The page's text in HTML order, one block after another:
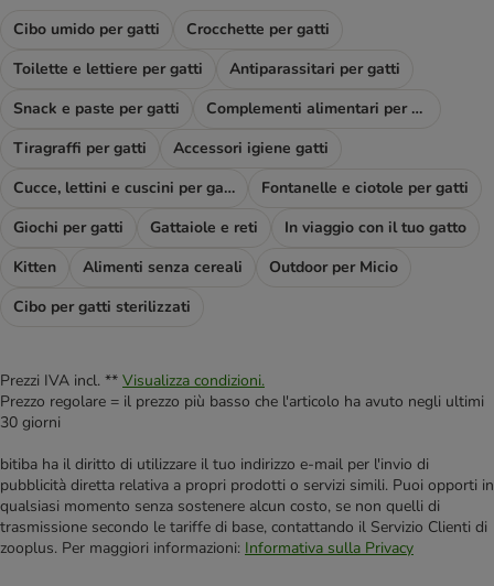
Cibo umido per gatti
Crocchette per gatti
Toilette e lettiere per gatti
Antiparassitari per gatti
Snack e paste per gatti
Complementi alimentari per gatti
Tiragraffi per gatti
Accessori igiene gatti
Cucce, lettini e cuscini per gatti
Fontanelle e ciotole per gatti
Giochi per gatti
Gattaiole e reti
In viaggio con il tuo gatto
Kitten
Alimenti senza cereali
Outdoor per Micio
Cibo per gatti sterilizzati
Prezzi IVA incl. ** Visualizza condizioni.
Prezzo regolare = il prezzo più basso che l'articolo ha avuto negli ultimi
30 giorni
bitiba ha il diritto di utilizzare il tuo indirizzo e-mail per l'invio di
pubblicità diretta relativa a propri prodotti o servizi simili. Puoi opporti in
qualsiasi momento senza sostenere alcun costo, se non quelli di
trasmissione secondo le tariffe di base, contattando il Servizio Clienti di
zooplus. Per maggiori informazioni: Informativa sulla Privacy